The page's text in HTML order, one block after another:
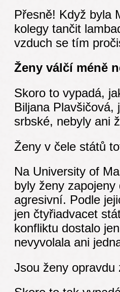
Přesně! Když byla
kolegy tančit
vzduch se tím
Ženy válčí méně
Skoro to vypadá,
Biljana Plavšičová,
srbské, nebyly ani
Ženy v čele států
Na University of
byly ženy
agresivní. Podle
jen čtyřiadvacet
konfliktu dostalo
nevyvolala ani
Jsou ženy opravdu